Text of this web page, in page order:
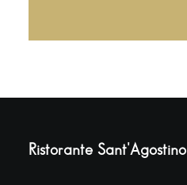
Ristorante Sant'Agostino